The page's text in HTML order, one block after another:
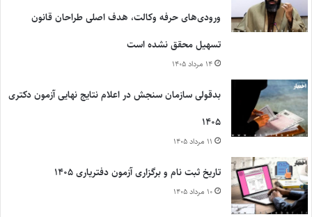
ورودی‌های حرفه وکالت، هدف اصلی طراحان قانون
تسهیل محقق نشده است
۱۴ مرداد ۱۴۰۵
بدقولی سازمان سنجش در اعلام نتایج نهایی آزمون دکتری
۱۴۰۵
۱۱ مرداد ۱۴۰۵
تاریخ ثبت نام و برگزاری آزمون دفتریاری ۱۴۰۵
۱۰ مرداد ۱۴۰۵